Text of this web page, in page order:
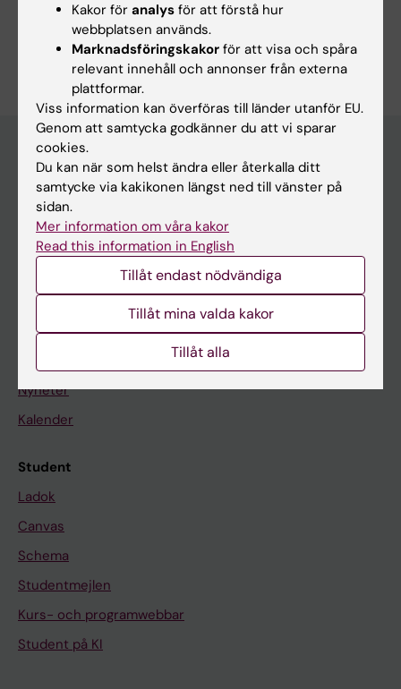
Är du Soumeen Jin?
Redigera din profil
Huvudmeny
Utbildning
Forskarutbildning
Om KI
Nyheter
Kalender
Student
Ladok
Canvas
Schema
Studentmejlen
Kurs- och programwebbar
Student på KI
Kakor för analys för att förstå hur
webbplatsen används.
Marknadsföringskakor för att visa och spåra
relevant innehåll och annonser från externa
plattformar.
Viss information kan överföras till länder utanför EU.
Genom att samtycka godkänner du att vi sparar
cookies.
Du kan när som helst ändra eller återkalla ditt
samtycke via kakikonen längst ned till vänster på
sidan.
Mer information om våra kakor
Read this information in English
Tillåt endast nödvändiga
Tillåt mina valda kakor
Tillåt alla